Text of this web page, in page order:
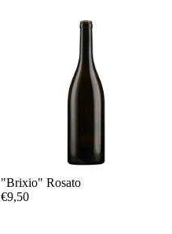
"Brixio" Rosato
€9,50